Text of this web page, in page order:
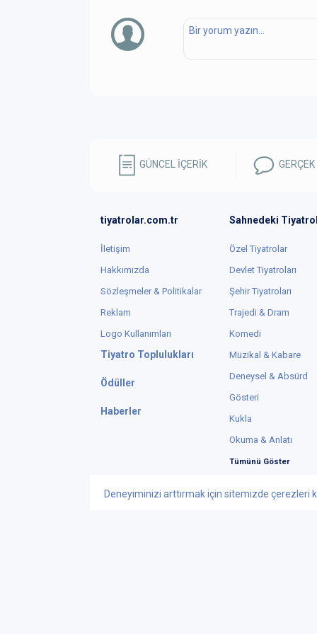
Deneyiminizi arttırmak için sitemizde çerezleri
GÜNCEL İÇERİK
tiyatrolar.com.tr
İletişim
Hakkımızda
Sözleşmeler & Politikalar
Reklam
Logo Kullanımları
Tiyatro Toplulukları
Ödüller
Haberler
Sahnedeki
Özel Tiyatrolar
Devlet Tiyatroları
Şehir Tiyatroları
Trajedi & Dram
Komedi
Müzikal & Kabare
Deneysel & Absürd
Gösteri
Kukla
Okuma & Anlatı
Tümünü Göster